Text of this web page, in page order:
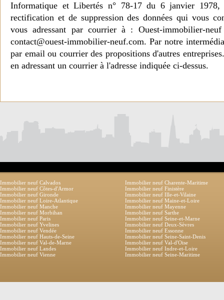
Informatique et Libertés n° 78-17 du 6 janvier 1978,
rectification et de suppression des données qui vous
vous adressant par courrier à : Ouest-immobilier-
contact@ouest-immobilier-neuf.com. Par notre
par email ou courrier des propositions d'autres
en adressant un courrier à l'adresse indiquée ci-dessus.
Immobilier neuf Calvados
Immobilier neuf Charente-Maritime
Immobilier neuf Côtes-d'Armor
Immobilier neuf Finistère
Immobilier neuf Gironde
Immobilier neuf Ille-et-Vilaine
Immobilier neuf Loire-Atlantique
Immobilier neuf Maine-et-Loire
Immobilier neuf Manche
Immobilier neuf Mayenne
Immobilier neuf Morbihan
Immobilier neuf Sarthe
Immobilier neuf Paris
Immobilier neuf Seine-et-Marne
Immobilier neuf Yvelines
Immobilier neuf Deux-Sèvres
Immobilier neuf Vendée
Immobilier neuf Essonne
Immobilier neuf Hauts-de-Seine
Immobilier neuf Seine-Saint-Denis
Immobilier neuf Val-de-Marne
Immobilier neuf Val-d'Oise
Immobilier neuf Landes
Immobilier neuf Indre-et-Loire
Immobilier neuf Vienne
Immobilier neuf Seine-Maritime